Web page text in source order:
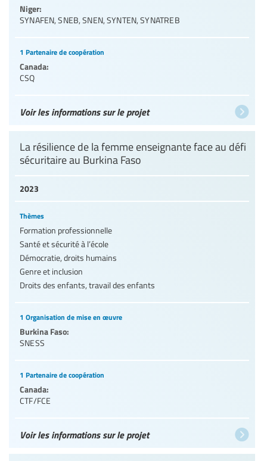
Niger:
SYNAFEN,SNEB,SNEN,SYNTEN,SYNATREB
1 Partenaire de coopération
Canada:
CSQ
Voir les informations sur le projet
2023
La résilience de la femme enseignante face au défi
sécuritaire au Burkina Faso
Thèmes
Formation professionnelle
Santé et sécurité à l’école
Démocratie, droits humains
Genre et inclusion
Droits des enfants, travail des enfants
1 Organisation de mise en œuvre
Burkina Faso:
SNESS
1 Partenaire de coopération
Canada:
CTF/FCE
Voir les informations sur le projet